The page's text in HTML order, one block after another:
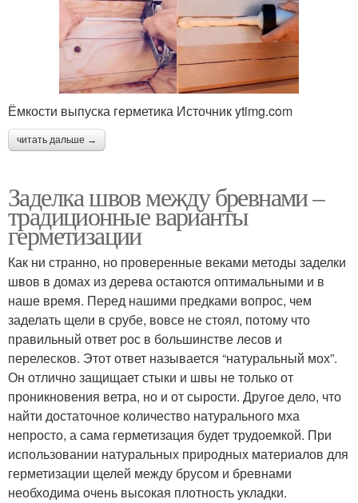
Ёмкости выпуска герметика Источник ytimg.com
читать дальше →
Заделка швов между бревнами –
традиционные варианты
герметизации
Как ни странно, но проверенные веками методы заделки
швов в домах из дерева остаются оптимальными и в
наше время. Перед нашими предками вопрос, чем
заделать щели в срубе, вовсе не стоял, потому что
правильный ответ рос в большинстве лесов и
перелесков. Этот ответ называется “натуральный мох”.
Он отлично защищает стыки и швы не только от
проникновения ветра, но и от сырости. Другое дело, что
найти достаточное количество натурального мха
непросто, а сама герметизация будет трудоемкой. При
использовании натуральных природных материалов для
герметизации щелей между брусом и бревнами
необходима очень высокая плотность укладки.